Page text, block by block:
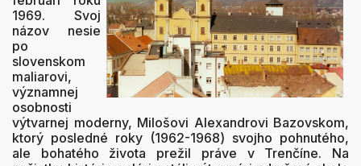
1969. Svoj
názov nesie
po
slovenskom
maliarovi,
významnej
osobnosti
výtvarnej moderny, Milošovi Alexandrovi Bazovskom,
ktorý posledné roky (1962-1968) svojho pohnutého,
ale bohatého života prežil práve v Trenčíne. Na